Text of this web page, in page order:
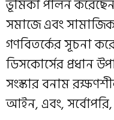
ভূমিকা পালন
সমাজে এবং
গণবিতর্কের সূচনা
ডিসকোর্সের প্রধান
সংস্কার বনাম
আইন, এবং, সর্বোপরি,